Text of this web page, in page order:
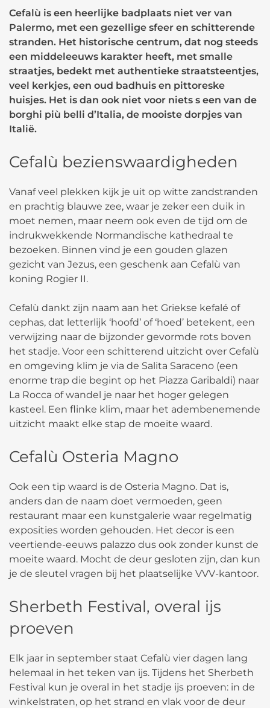
Cefalù is een heerlijke badplaats niet ver van
Palermo, met een gezellige sfeer en schitterende
stranden. Het historische centrum, dat nog steeds
een middeleeuws karakter heeft, met smalle
straatjes, bedekt met authentieke straatsteentjes,
veel kerkjes, een oud badhuis en pittoreske
huisjes. Het is dan ook niet voor niets s een van de
borghi più belli d’Italia, de mooiste dorpjes van
Italië.
Cefalù bezienswaardigheden
Vanaf veel plekken kijk je uit op witte zandstranden
en prachtig blauwe zee, waar je zeker een duik in
moet nemen, maar neem ook even de tijd om de
indrukwekkende Normandische kathedraal te
bezoeken. Binnen vind je een gouden glazen
gezicht van Jezus, een geschenk aan Cefalù van
koning Rogier II.
Cefalù dankt zijn naam aan het Griekse kefalé of
cephas, dat letterlijk ‘hoofd’ of ‘hoed’ betekent, een
verwijzing naar de bijzonder gevormde rots boven
het stadje. Voor een schitterend uitzicht over Cefalù
en omgeving klim je via de Salita Saraceno (een
enorme trap die begint op het Piazza Garibaldi) naar
La Rocca of wandel je naar het hoger gelegen
kasteel. Een flinke klim, maar het adembenemende
uitzicht maakt elke stap de moeite waard.
Cefalù Osteria Magno
Ook een tip waard is de Osteria Magno. Dat is,
anders dan de naam doet vermoeden, geen
restaurant maar een kunstgalerie waar regelmatig
exposities worden gehouden. Het decor is een
veertiende-eeuws palazzo dus ook zonder kunst de
moeite waard. Mocht de deur gesloten zijn, dan kun
je de sleutel vragen bij het plaatselijke VVV-kantoor.
Sherbeth Festival, overal ijs
proeven
Elk jaar in september staat Cefalù vier dagen lang
helemaal in het teken van ijs. Tijdens het Sherbeth
Festival kun je overal in het stadje ijs proeven: in de
winkelstraten, op het strand en vlak voor de deur